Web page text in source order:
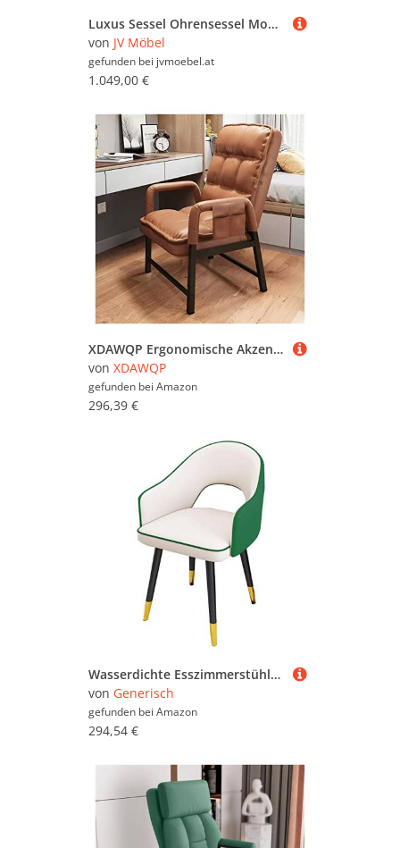
Luxus Sessel Ohrensessel Moderner Cocktailsessel Grau Leder Brandneu
von JV Möbel
gefunden bei jvmoebel.at
1.049,00 €
XDAWQP Ergonomische Akzentstühle aus Leder mit Verstellbarer Rückenlehne und Ottomane – bequemer Loungesessel mit hoher Rückenlehne und Liegefunktion, dick gepolsterte，Orange Without Ottoman
von XDAWQP
gefunden bei Amazon
296,39 €
Wasserdichte Esszimmerstühle aus Leder, hohe Rückenlehne, gepolsterter Sitz, Loungesessel mit weichen Kissen und Beinen aus Karbonstahl
von Generisch
gefunden bei Amazon
294,54 €